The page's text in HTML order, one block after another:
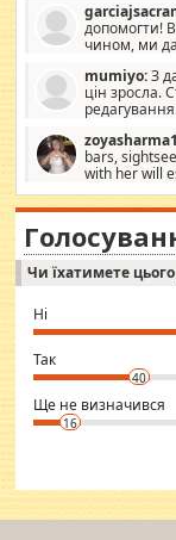
допомогти!
чином, ми
допомагати
заслуговує на
повинні приймати
витрат, а тільки
коментуйте цей
зв'яжемося з вами
сьогодні на
гроші? Ми можемо
mumiyo:З
цін зросла.
bars,
with her will
sexy escort
hotel had to spend
woman "Love
Independent escort
WhatsApp via an
want to meet new
conscious in order
club.
⇒
Чи їхатимете
Ні
Так
40
Ще не визначився
16